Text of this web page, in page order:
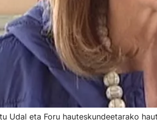
Udal eta Foru hauteskundeetarako